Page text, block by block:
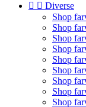
  Diverse
Shop
Shop
Shop
Shop
Shop
Shop
Shop
Shop
Shop